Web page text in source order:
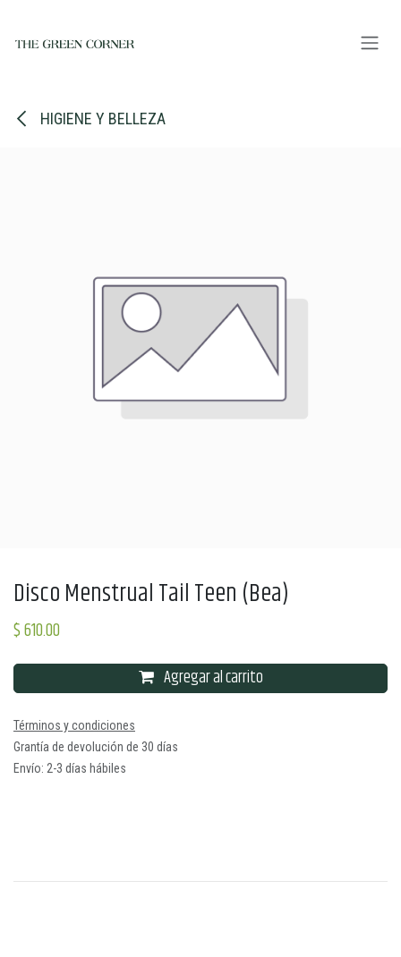
HIGIENE Y BELLEZA
Disco Menstrual Tail Teen (Bea)
$610.00
Agregar al carrito
Términos y condiciones
Grantía de devolución de 30 días
Envío: 2-3 días hábiles